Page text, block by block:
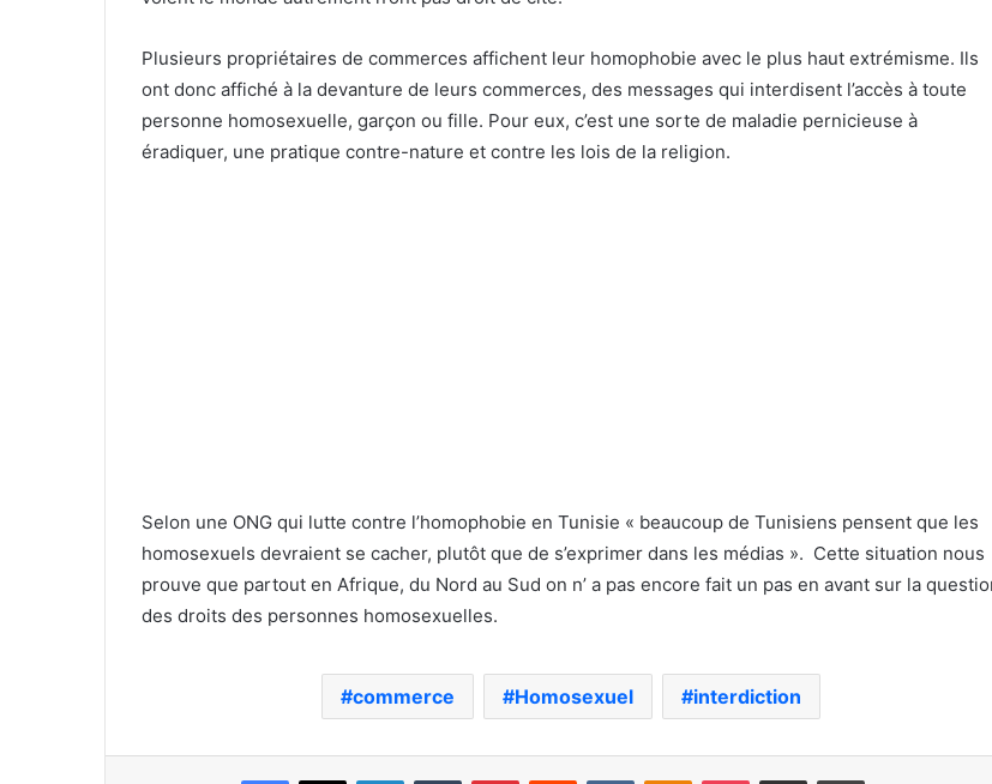
Plusieurs propriétaires de commerces affichent leur homophobie avec le plus haut extrémisme. Ils
ont donc affiché à la devanture de leurs commerces, des messages qui interdisent l’accès à toute
personne homosexuelle, garçon ou fille. Pour eux, c’est une sorte de maladie pernicieuse à
éradiquer, une pratique contre-nature et contre les lois de la religion.
Selon une ONG qui lutte contre l’homophobie en Tunisie « beaucoup de Tunisiens pensent que les
homosexuels devraient se cacher, plutôt que de s’exprimer dans les médias ». Cette situation nous
prouve que partout en Afrique, du Nord au Sud on n’ a pas encore fait un pas en avant sur la
des droits des personnes homosexuelles.
commerce Homosexuel interdiction
Facebook
X LinkedinTumblr PinterestReddit VKontakteOdnoklassniki
Pocket Partager par email Imprimer